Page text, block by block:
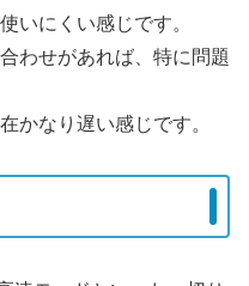
いにくい感じです。
わせがあれば、特に問題
かなり遅い感じです。